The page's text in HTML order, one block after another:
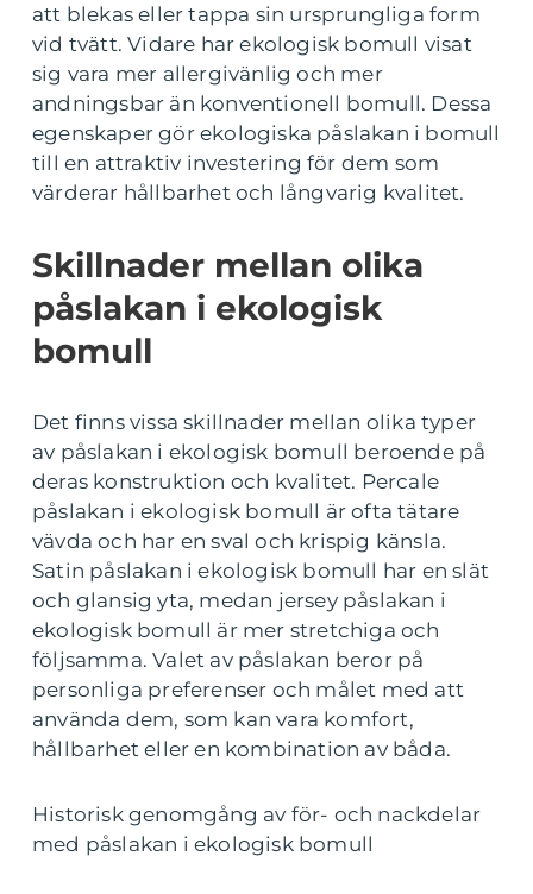
att blekas eller tappa sin ursprungliga form
vid tvätt. Vidare har ekologisk bomull visat
sig vara mer allergivänlig och mer
andningsbar än konventionell bomull. Dessa
egenskaper gör ekologiska påslakan i bomull
till en attraktiv investering för dem som
värderar hållbarhet och långvarig kvalitet.
Skillnader mellan olika
påslakan i ekologisk
bomull
Det finns vissa skillnader mellan olika typer
av påslakan i ekologisk bomull beroende på
deras konstruktion och kvalitet. Percale
påslakan i ekologisk bomull är ofta tätare
vävda och har en sval och krispig känsla.
Satin påslakan i ekologisk bomull har en slät
och glansig yta, medan jersey påslakan i
ekologisk bomull är mer stretchiga och
följsamma. Valet av påslakan beror på
personliga preferenser och målet med att
använda dem, som kan vara komfort,
hållbarhet eller en kombination av båda.
Historisk genomgång av för- och nackdelar
med påslakan i ekologisk bomull